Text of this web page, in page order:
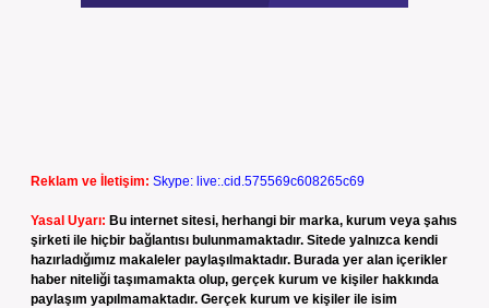
Reklam ve İletişim: Skype: live:.cid.575569c608265c69
Yasal Uyarı: Bu internet sitesi, herhangi bir marka, kurum veya şahıs
şirketi ile hiçbir bağlantısı bulunmamaktadır. Sitede yalnızca kendi
hazırladığımız makaleler paylaşılmaktadır. Burada yer alan içerikler
haber niteliği taşımamakta olup, gerçek kurum ve kişiler hakkında
paylaşım yapılmamaktadır. Gerçek kurum ve kişiler ile isim